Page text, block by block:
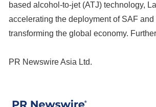
based alcohol-to-jet (ATJ) technology,
accelerating the deployment of SAF
transforming the global economy.
PR Newswire Asia Ltd.